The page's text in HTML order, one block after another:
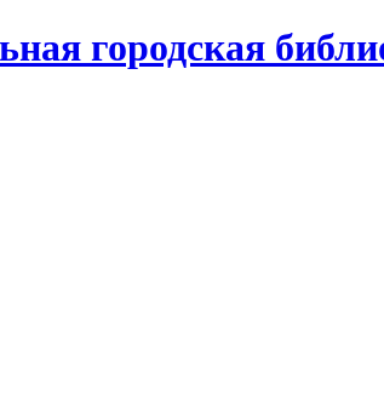
городская